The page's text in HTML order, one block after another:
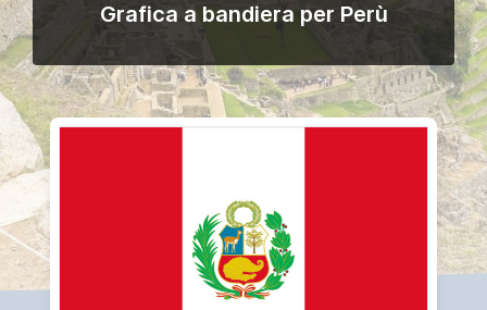
Grafica a bandiera per Perù